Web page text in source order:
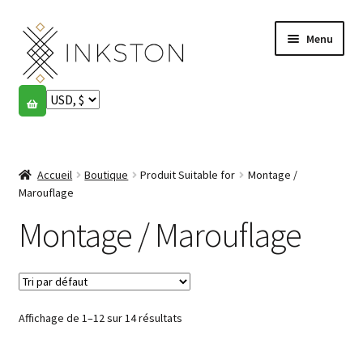
Aller
la
navigation
Aller
au
contenu
Menu
Boutique
English
Accueil Boutique Produit Suitable for
Montage /
Marouflage
Montage / Marouflage
Affichage de 1–12 sur 14 résultats